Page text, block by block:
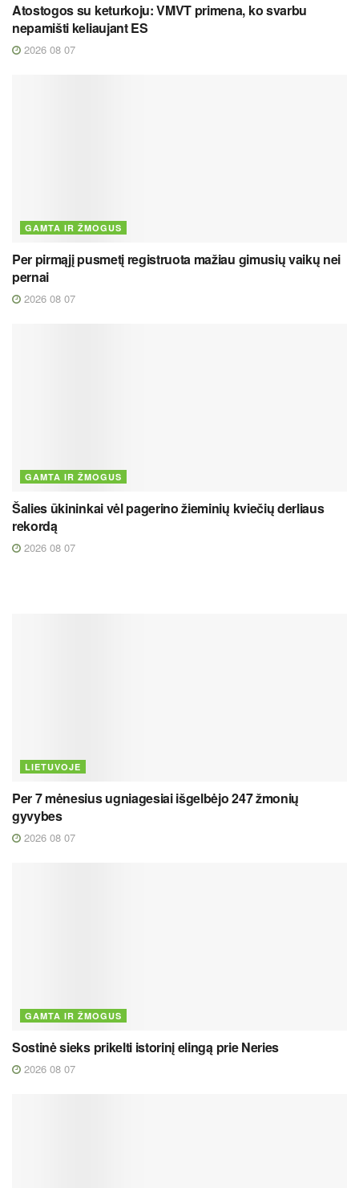
Atostogos su keturkoju: VMVT primena, ko svarbu
nepamišti keliaujant ES
2026 08 07
GAMTA IR ŽMOGUS
Per pirmąjį pusmetį registruota mažiau gimusių vaikų nei
pernai
2026 08 07
GAMTA IR ŽMOGUS
Šalies ūkininkai vėl pagerino žieminių kviečių derliaus
rekordą
2026 08 07
LIETUVOJE
Per 7 mėnesius ugniagesiai išgelbėjo 247 žmonių
gyvybes
2026 08 07
GAMTA IR ŽMOGUS
Sostinė sieks prikelti istorinį elingą prie Neries
2026 08 07